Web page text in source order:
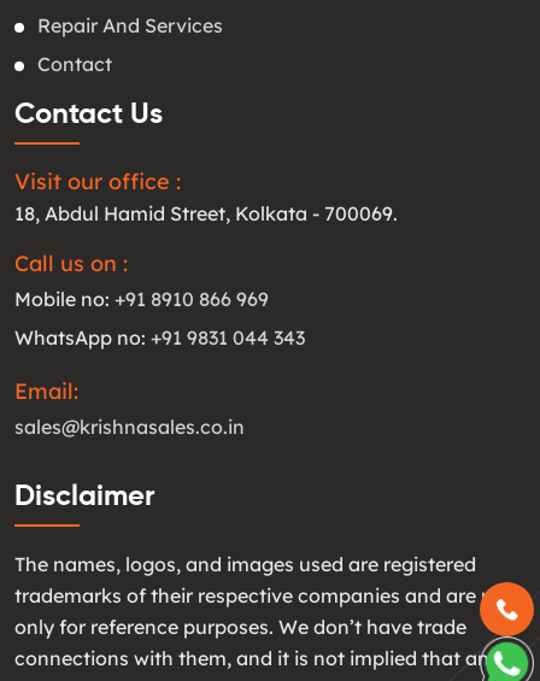
Repair And Services
Contact
Contact Us
Visit our office :
18, Abdul Hamid Street, Kolkata - 700069.
Call us on :
Mobile no: +91 8910 866 969
WhatsApp no: +91 9831 044 343
Email:
sales@krishnasales.co.in
Disclaimer
The names, logos, and images used are registered
trademarks of their respective companies and are used
only for reference purposes. We don’t have trade
connections with them, and it is not implied that any